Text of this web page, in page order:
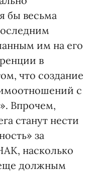
бы весьма
им на его
в
что создание
с
Впрочем,
станут нести
за
насколько
еще должным